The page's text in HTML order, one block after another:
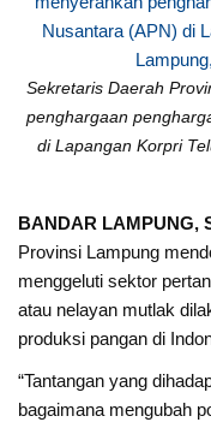
Sekretaris Daerah
penghargaan
di Lapangan Korpri
BANDAR LAMPUNG,
Provinsi Lampung
menggeluti sektor
atau nelayan mutlak
produksi pangan di
“Tantangan yang
bagaimana mengubah